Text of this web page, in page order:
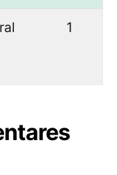
1